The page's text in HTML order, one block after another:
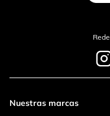
Nuestras marcas